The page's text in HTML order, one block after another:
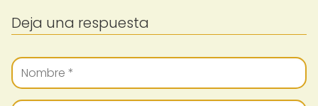
Deja una respuesta